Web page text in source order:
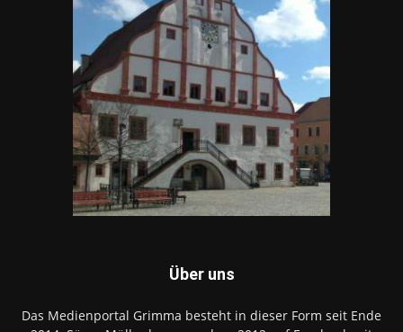
Über uns
Das Medienportal Grimma besteht in dieser Form seit Ende